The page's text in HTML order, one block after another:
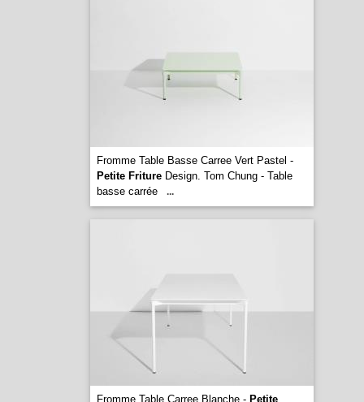
Fromme Table Basse Carree Vert Pastel -
Petite FritureDesign. Tom Chung - Table
basse carrée
...
Fromme Table Carree Blanche - Petite